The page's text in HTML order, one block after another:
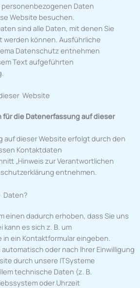
personenbezogenen Daten
Website besuchen.
sind alle Daten, mit denen Sie
können. Ausführliche
Datenschutz entnehmen
Text aufgeführten
Website
die Datenerfassung auf dieser
auf dieser Website erfolgt durch den
Kontaktdaten
„Hinweis zur Verantwortlichen
entnehmen.
Daten?
einen dadurch erhoben, dass Sie uns
es sich z. B. um
in ein Kontaktformular eingeben.
oder nach Ihrer Einwilligung
durch unsere ITSysteme
technische Daten (z. B.
oder Uhrzeit